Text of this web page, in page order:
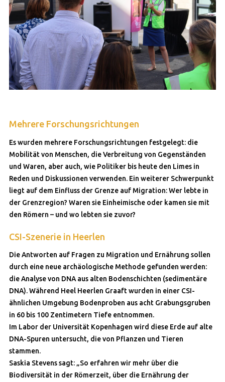
Mehrere Forschungsrichtungen
Es wurden mehrere Forschungsrichtungen festgelegt: die
Mobilität von Menschen, die Verbreitung von Gegenständen
und Waren, aber auch, wie Politiker bis heute den Limes in
Reden und Diskussionen verwenden. Ein weiterer Schwerpunkt
liegt auf dem Einfluss der Grenze auf Migration: Wer lebte in
der Grenzregion? Waren sie Einheimische oder kamen sie mit
den Römern – und wo lebten sie zuvor?
CSI-Szenerie in Heerlen
Die Antworten auf Fragen zu Migration und Ernährung sollen
durch eine neue archäologische Methode gefunden werden:
die Analyse von DNA aus alten Bodenschichten (sedimentäre
DNA). Während Heel Heerlen Graaft wurden in einer CSI-
ähnlichen Umgebung Bodenproben aus acht Grabungsgruben
in 60 bis 100 Zentimetern Tiefe entnommen.
Im Labor der Universität Kopenhagen wird diese Erde auf alte
DNA-Spuren untersucht, die von Pflanzen und Tieren
stammen.
Saskia Stevens sagt: „So erfahren wir mehr über die
Biodiversität in der Römerzeit, über die Ernährung der